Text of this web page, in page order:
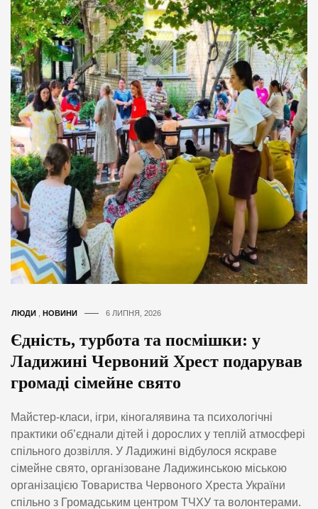
ЛЮДИ НОВИНИ 6 ЛИПНЯ, 2026
Єдність, турбота та посмішки: у
Ладижині Червоний Хрест подарував
громаді сімейне свято
Майстер-класи, ігри, кіногалявина та психологічні
практики об’єднали дітей і дорослих у теплій атмосфері
спільного дозвілля. У Ладижині відбулося яскраве
сімейне свято, організоване Ладижинською міською
організацією Товариства Червоного Хреста України
спільно з Громадським центром ТЧХУ та волонтерами.